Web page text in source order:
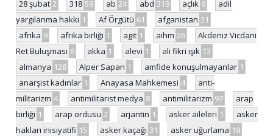
28 şubat 2 318 59 ab 24 abd 319 açlık 6
adil
yargılanma hakkı 1 Af Örgütü 61 afganistan 31
afrika 9 afrika birliği 1 agit 1 aihm 26
Akdeniz Vicdani
Ret Buluşması 6 akka 1 alevi 1 ali fikri ışık 13
almanya 128 Alper Sapan 1 amfide konuşulmayanlar 1
anarşist kadınlar 1 Anayasa Mahkemesi 4
anti-
militarizm 4 antimilitarist medya 8 antimilitarizm 97
arap
birliği 1 arap ordusu 2 arjantin 1 asker aileleri 1
asker
hakları inisiyatifi 15 asker kaçağı 31 asker uğurlama 18